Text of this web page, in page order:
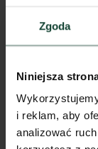
Zgoda
Niniejsza
i reklam, aby
analizować
Inne koszty